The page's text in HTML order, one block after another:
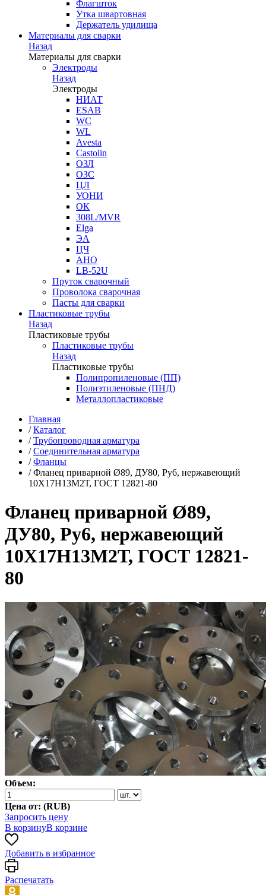
Флагшток
Утка швартовная
Держатель удилища
Материалы для сварки
Назад
Материалы для сварки
Электроды
Назад
Электроды
НИАТ
ESAB
WC
WL
Avesta
Castolin
ОЗЛ
ОЗС
ЦЛ
УОНИ
ОК
308L/MVR
Elga
ЭА
ЦЧ
АНО
LB-52U
Пруток сварочный
Проволока сварочная
Пасты для сварки
Пластиковые трубы
Назад
Пластиковые трубы
Пластиковые трубы
Назад
Пластиковые трубы
Полипропиленовые (ПП)
Полиэтиленовые (ПНД)
Металлопластиковые
Главная
/ Каталог
/ Трубопроводная арматура
/ Соединительная арматура
/ Фланцы
/ Фланец приварной Ø89, ДУ80, Ру6, нержавеющий
10Х17Н13М2Т, ГОСТ 12821-80
Фланец приварной Ø89,
ДУ80, Ру6, нержавеющий
10Х17Н13М2Т, ГОСТ 12821-
80
Объем:
Цена от: (RUB)
Запросить цену
В корзинуВ корзине
Добавить в избранное
Распечатать